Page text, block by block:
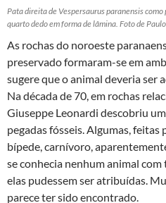
Pata direita de Vespersaurus paranensis
quarto dedo em forma de lâmina. Foto de
As rochas do noroeste
preservado formaram-se em
sugere que o animal deveria ser
Na década de 70, em rochas
Giuseppe Leonardi descobriu
pegadas fósseis. Algumas,
bípede, carnívoro,
se conhecia nenhum animal
elas pudessem ser atribuídas.
parece ter sido encontrado.